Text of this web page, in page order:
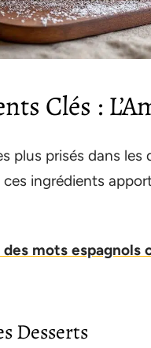
Clés :
plus prisés dans
ces ingrédients
des mots espagnols
Desserts